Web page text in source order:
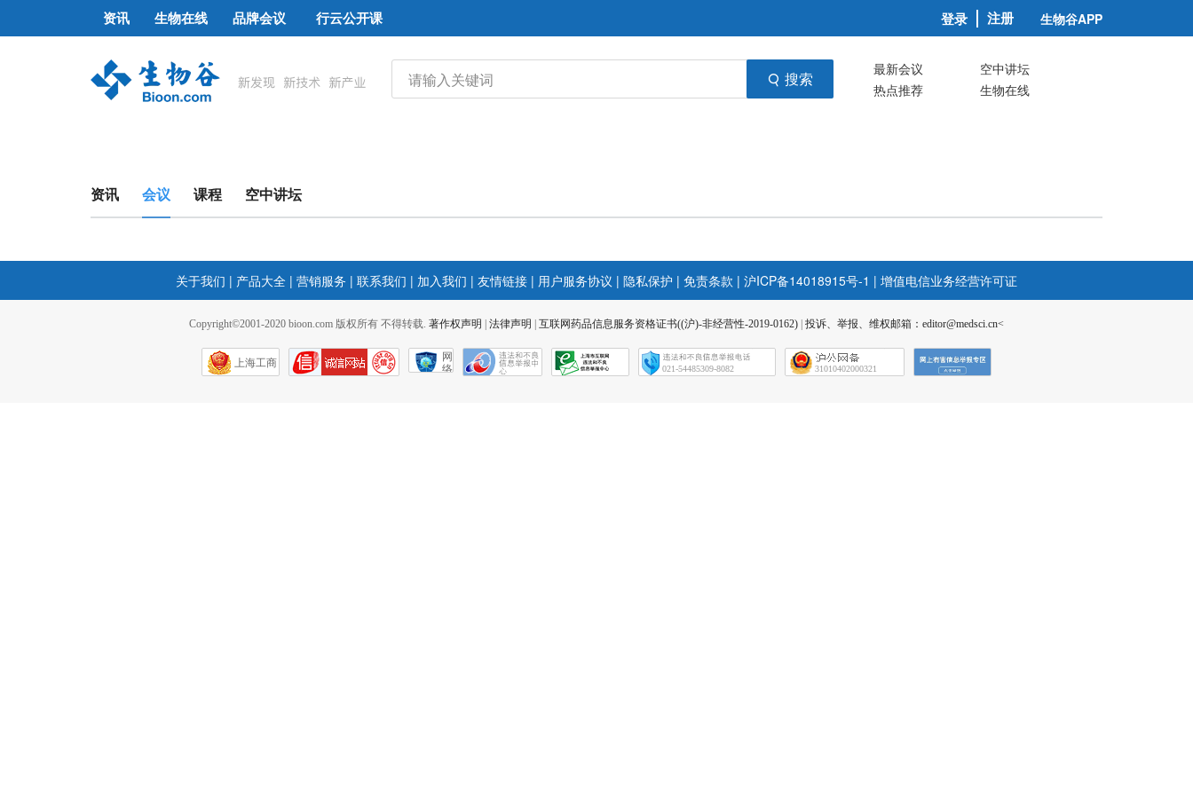
资讯 生物在线 品牌会议 行云公开课 登录 注册 生物谷APP
搜索 最新会议
空中讲坛
热点推荐
生物在线
资讯 会议 课程 空中讲坛
关于我们 | 产品大全 | 营销服务 | 联系我们 | 加入我们 | 友情链接 | 用户服务协议 | 隐私保护 | 免责条款 | 沪ICP备14018915号-1 | 增值电信业务经营许可证
Copyright©2001-2020 bioon.com 版权所有 不得转载. 著作权声明 法律声明 互联网药品信息服务资格证书((沪)-非经营性-2019-0162) 投诉、举报、维权邮箱：editor@medsci.cn<
上海工商
网
络
021-54485309-8082 31010402000321